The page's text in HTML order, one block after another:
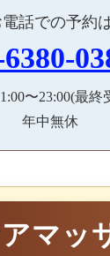
電話での予約
〜23:00(最終
年中無休
マッ